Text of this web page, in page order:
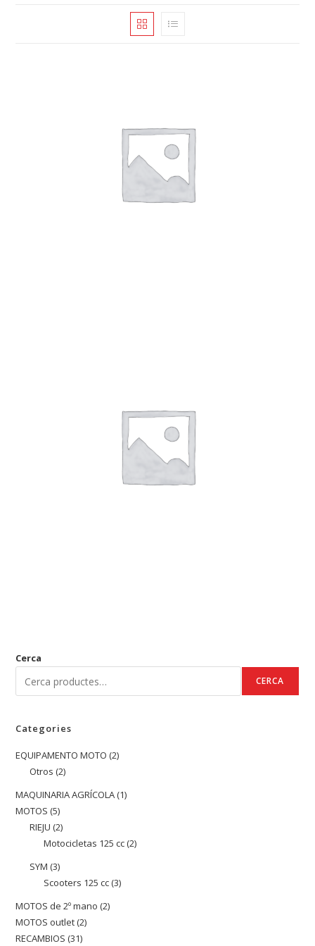
Cerca
CERCA
Categories
EQUIPAMENTO MOTO 22
Otros 22
productes
MAQUINARIA AGRÍCOLA 11
MOTOS 55
productes
RIEJU 22
productes
Motocicletas 125 cc 22
SYM 33
productes
Scooters 125 cc 33
MOTOS de 2º mano 22
MOTOS outlet 22
RECAMBIOS 3131